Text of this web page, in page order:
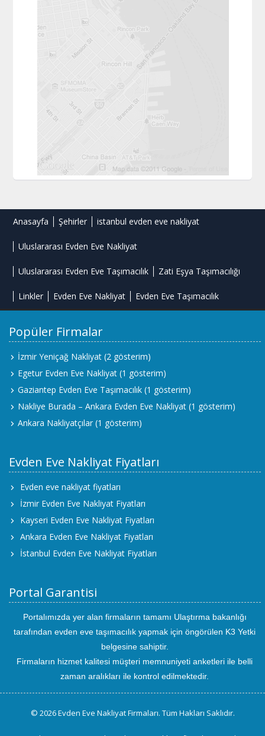
Anasayfa Şehirler istanbul evden eve nakliyat
Uluslararası Evden Eve Nakliyat
Uluslararası Evden Eve Taşımacılık Zati Eşya Taşımacılığı
Linkler Evden Eve Nakliyat Evden Eve Taşımacılık
Popüler Firmalar
İzmir Yeniçağ Nakliyat (2 gösterim)
Egetur Evden Eve Nakliyat (1 gösterim)
Gaziantep Evden Eve Taşımacılık (1 gösterim)
Nakliye Burada – Ankara Evden Eve Nakliyat (1 gösterim)
Ankara Nakliyatçılar (1 gösterim)
Evden Eve Nakliyat Fiyatları
Evden eve nakliyat fiyatları
İzmir Evden Eve Nakliyat Fiyatları
Kayseri Evden Eve Nakliyat Fiyatları
Ankara Evden Eve Nakliyat Fiyatları
İstanbul Evden Eve Nakliyat Fiyatları
Portal Garantisi
Portalımızda yer alan firmaların tamamı Ulaştırma bakanlığı
tarafından evden eve taşımacılık yapmak için öngörülen K3 Yetki
belgesine sahiptir.
Firmaların hizmet kalitesi müşteri memnuniyeti anketleri ile belli
zaman aralıkları ile kontrol edilmektedir.
© 2026 Evden Eve Nakliyat Firmaları. Tüm Hakları Saklıdır.